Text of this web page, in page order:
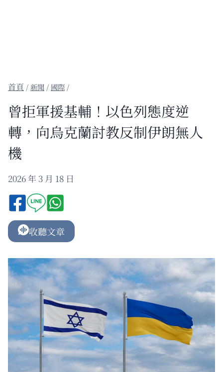
/新聞 / 國際 /
曾拒軍援基輔！以色列態度逆
轉，向烏克蘭討教反制伊朗無人
機
2026 年 3 月 18 日
收聽文章